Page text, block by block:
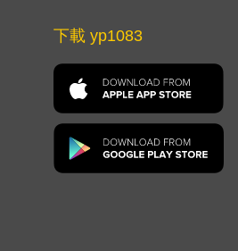
下載 yp1083